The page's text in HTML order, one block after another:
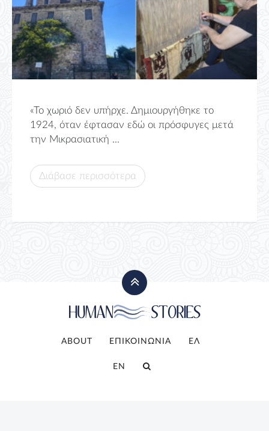
«Το χωριό δεν υπήρχε. Δημιουργήθηκε το
1924, όταν έφτασαν εδώ οι πρόσφυγες μετά
την Μικρασιατική ...
Διάβασε περισσότερα
ABOUT ΕΠΙΚΟΙΝΩΝΙΑ ΕΛ
EN